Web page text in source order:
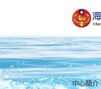
到
主
要
內
容
Skip
to
main
content
中心簡介